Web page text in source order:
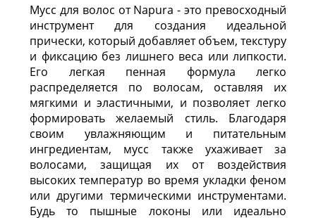
Мусс для волос от Napura - это превосходный
инструмент для создания идеальной
прически, который добавляет объем, текстуру
и фиксацию без лишнего веса или липкости.
Его легкая пенная формула легко
распределяется по волосам, оставляя их
мягкими и эластичными, и позволяет легко
формировать желаемый стиль. Благодаря
своим увлажняющим и питательным
ингредиентам, мусс также ухаживает за
волосами, защищая их от воздействия
высоких температур во время укладки феном
или другими термическими инструментами.
Будь то пышные локоны или идеально
Бажаєте перейти?
Так, перейти Залишитись